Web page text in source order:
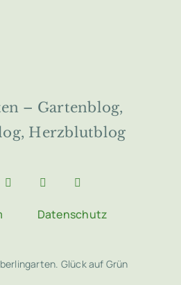
– Gartenblog,
Herzblutblog
Datenschutz
Glück auf Grün